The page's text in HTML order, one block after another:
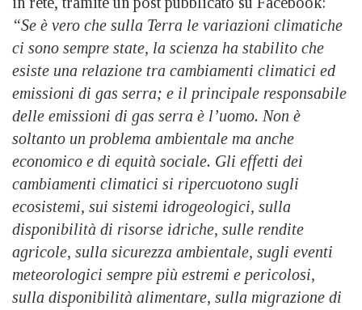
“Se è vero che sulla Terra le variazioni climatiche
ci sono sempre state, la scienza ha stabilito che
esiste una relazione tra cambiamenti climatici ed
emissioni di gas serra; e il principale responsabile
delle emissioni di gas serra è l’uomo. Non è
soltanto un problema ambientale ma anche
economico e di equità sociale. Gli effetti dei
cambiamenti climatici si ripercuotono sugli
ecosistemi, sui sistemi idrogeologici, sulla
disponibilità di risorse idriche, sulle rendite
agricole, sulla sicurezza ambientale, sugli eventi
meteorologici sempre più estremi e pericolosi,
sulla disponibilità alimentare, sulla migrazione di